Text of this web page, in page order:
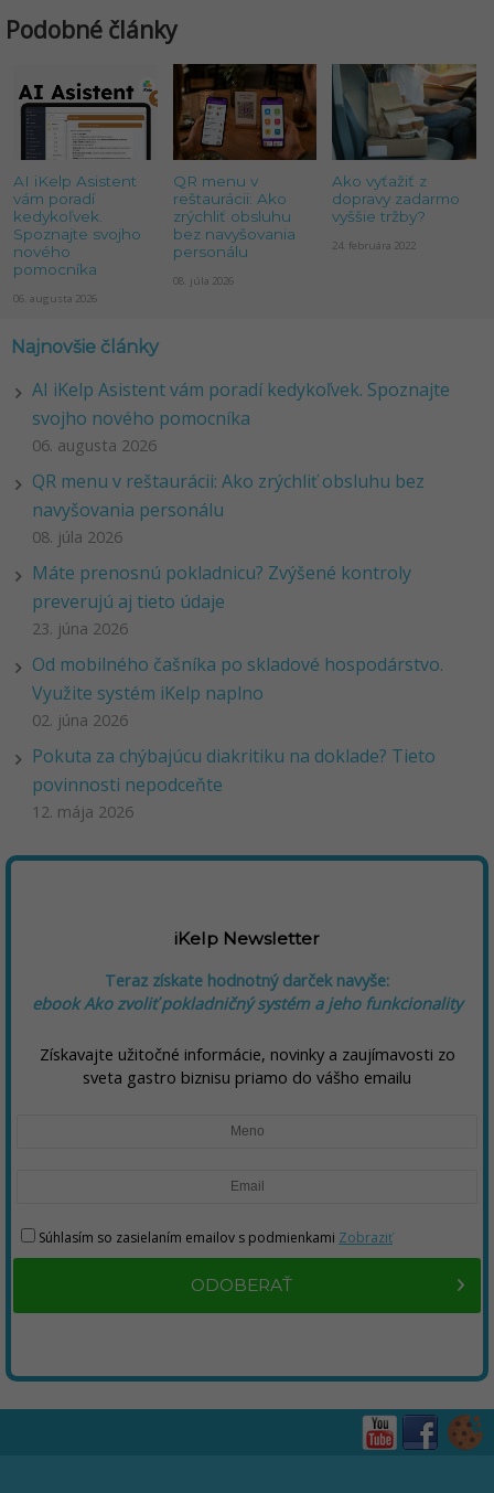
Podobné články
AI iKelp Asistent
vám poradí
kedykoľvek.
Spoznajte svojho
nového
pomocníka
06. augusta 2026
QR menu v
reštaurácii: Ako
zrýchliť obsluhu
bez navyšovania
personálu
08. júla 2026
Ako vyťažiť z
dopravy zadarmo
vyššie tržby?
24. februára 2022
Najnovšie články
AI iKelp Asistent vám poradí kedykoľvek. Spoznajte
svojho nového pomocníka
06. augusta 2026
QR menu v reštaurácii: Ako zrýchliť obsluhu bez
navyšovania personálu
08. júla 2026
Máte prenosnú pokladnicu? Zvýšené kontroly
preverujú aj tieto údaje
23. júna 2026
Od mobilného čašníka po skladové hospodárstvo.
Využite systém iKelp naplno
02. júna 2026
Pokuta za chýbajúcu diakritiku na doklade? Tieto
povinnosti nepodceňte
12. mája 2026
iKelp Newsletter
Teraz získate hodnotný darček navyše:
ebook Ako zvoliť pokladničný systém a jeho funkcionality
Získavajte užitočné informácie, novinky a zaujímavosti zo
sveta gastro biznisu priamo do vášho emailu
Súhlasím so zasielaním emailov s podmienkami Zobraziť
ODOBERAŤ